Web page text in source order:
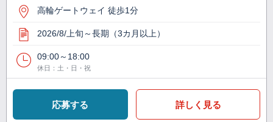
高輪ゲートウェイ 徒歩1分
2026/8/上旬～長期（3カ月以上）
09:00～18:00
休日：土・日・祝
応募する 詳しく見る